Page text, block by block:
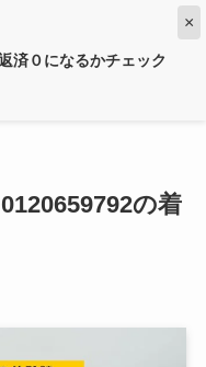
済０になるかチェック
×
るなら ➡
の着